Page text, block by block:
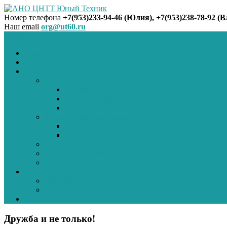
АНО ЦНТТ Юный Техник
Номер телефона +7(953)233-94-46 (Юлия), +7(953)238-78-92
Наш email org@ut60.ru
Дружба и не только!